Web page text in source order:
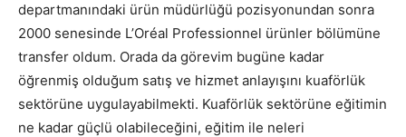
departmanındaki ürün müdürlüğü pozisyonundan sonra
2000 senesinde L’Oréal Professionnel ürünler bölümüne
transfer oldum. Orada da görevim bugüne kadar
öğrenmiş olduğum satış ve hizmet anlayışını kuaförlük
sektörüne uygulayabilmekti. Kuaförlük sektörüne eğitimin
ne kadar güçlü olabileceğini, eğitim ile neleri